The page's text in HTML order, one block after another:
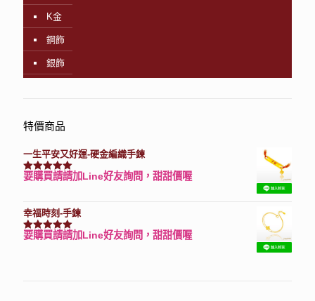
K金
鋼飾
銀飾
特價商品
一生平安又好運-硬金編織手鍊
評分7740滿分 5
要購買請請加Line好友詢問，甜甜價喔
幸福時刻-手鍊
評分3150滿分 5
要購買請請加Line好友詢問，甜甜價喔